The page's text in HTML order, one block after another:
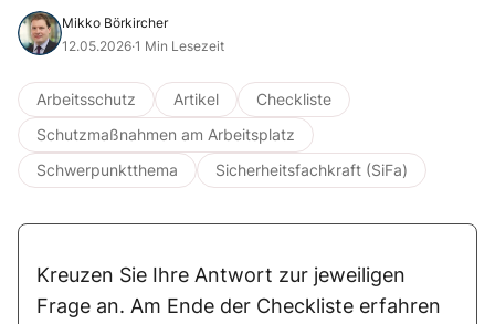
Mikko Börkircher
12.05.2026·1 Min Lesezeit
Arbeitsschutz Artikel
Checkliste
Schutzmaßnahmen am Arbeitsplatz
Schwerpunktthema
Sicherheitsfachkraft (SiFa)
Kreuzen Sie Ihre Antwort zur jeweiligen
Frage an. Am Ende der Checkliste erfahren